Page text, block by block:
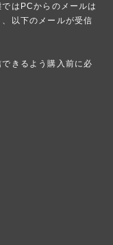
はPCからのメールは
以下のメールが受信
きるよう購入前に必